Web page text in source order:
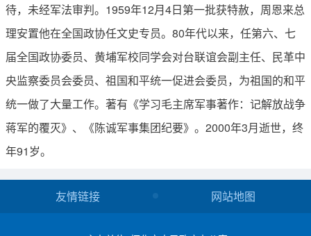
待，未经军法审判。1959年12月4日第一批获特赦，周恩来总
理安置他在全国政协任文史专员。80年代以来，任第六、七
届全国政协委员、黄埔军校同学会对台联谊会副主任、民革中
央监察委员会委员、祖国和平统一促进会委员，为祖国的和平
统一做了大量工作。著有《学习毛主席军事著作：记解放战争
蒋军的覆灭》、《陈诚军事集团纪要》。2000年3月逝世，终
年91岁。
友情链接 网站地图